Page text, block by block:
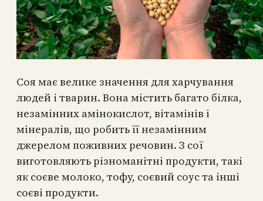
Соя має велике значення для харчування
людей і тварин. Вона містить багато білка,
незамінних амінокислот, вітамінів і
мінералів, що робить її незамінним
джерелом поживних речовин. З сої
виготовляють різноманітні продукти, такі
як соєве молоко, тофу, соєвий соус та інші
соєві продукти.